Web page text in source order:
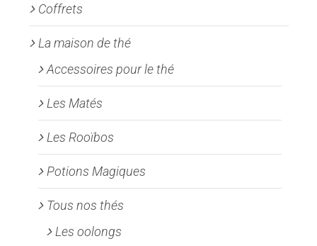
Coffrets
La maison de thé
Accessoires pour le thé
Les Matés
Les Rooïbos
Potions Magiques
Tous nos thés
Les oolongs